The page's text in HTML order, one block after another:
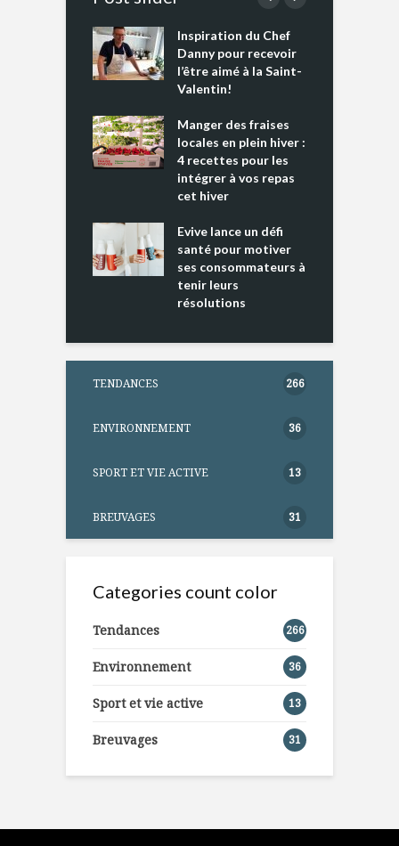
Inspiration du Chef
Danny pour recevoir
l’être aimé à la Saint-
Valentin!
Manger des fraises
locales en plein hiver :
4 recettes pour les
intégrer à vos repas
cet hiver
Evive lance un défi
santé pour motiver
ses consommateurs à
tenir leurs
résolutions
TENDANCES 266
ENVIRONNEMENT 36
SPORT ET VIE ACTIVE 13
BREUVAGES 31
Categories count color
Tendances 266
Environnement 36
Sport et vie active 13
Breuvages 31